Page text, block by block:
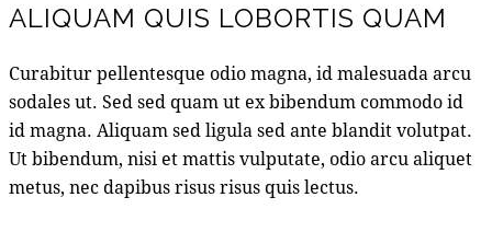
ALIQUAM QUIS LOBORTIS QUAM
Curabitur pellentesque odio magna, id malesuada arcu
sodales ut. Sed sed quam ut ex bibendum commodo id
id magna. Aliquam sed ligula sed ante blandit volutpat.
Ut bibendum, nisi et mattis vulputate, odio arcu aliquet
metus, nec dapibus risus risus quis lectus.